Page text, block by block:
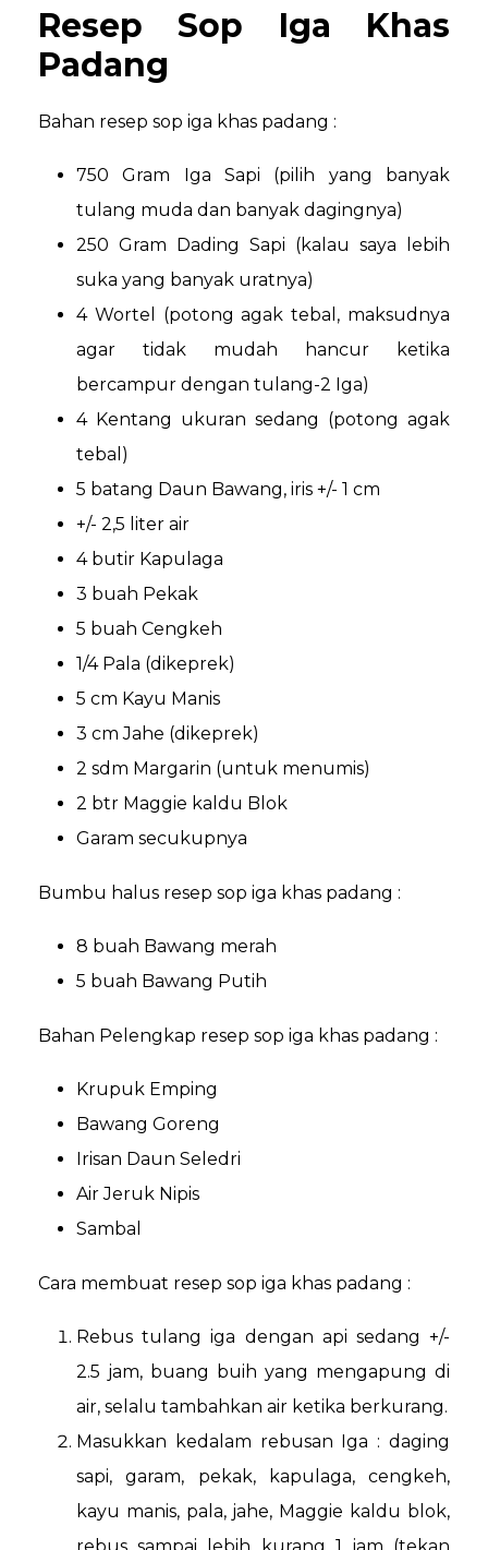
Resep Sop Iga Khas
Padang
Bahan resep sop iga khas padang :
750 Gram Iga Sapi (pilih yang banyak
tulang muda dan banyak dagingnya)
250 Gram Dading Sapi (kalau saya lebih
suka yang banyak uratnya)
4 Wortel (potong agak tebal, maksudnya
agar tidak mudah hancur ketika
bercampur dengan tulang-2 Iga)
4 Kentang ukuran sedang (potong agak
tebal)
5 batang Daun Bawang, iris +/- 1 cm
+/- 2,5 liter air
4 butir Kapulaga
3 buah Pekak
5 buah Cengkeh
1/4 Pala (dikeprek)
5 cm Kayu Manis
3 cm Jahe (dikeprek)
2 sdm Margarin (untuk menumis)
2 btr Maggie kaldu Blok
Garam secukupnya
Bumbu halus resep sop iga khas padang :
8 buah Bawang merah
5 buah Bawang Putih
Bahan Pelengkap resep sop iga khas padang :
Krupuk Emping
Bawang Goreng
Irisan Daun Seledri
Air Jeruk Nipis
Sambal
Cara membuat resep sop iga khas padang :
Rebus tulang iga dengan api sedang +/-
2.5 jam, buang buih yang mengapung di
air, selalu tambahkan air ketika berkurang.
Masukkan kedalam rebusan Iga : daging
sapi, garam, pekak, kapulaga, cengkeh,
kayu manis, pala, jahe, Maggie kaldu blok,
rebus sampai lebih kurang 1 jam (tekan